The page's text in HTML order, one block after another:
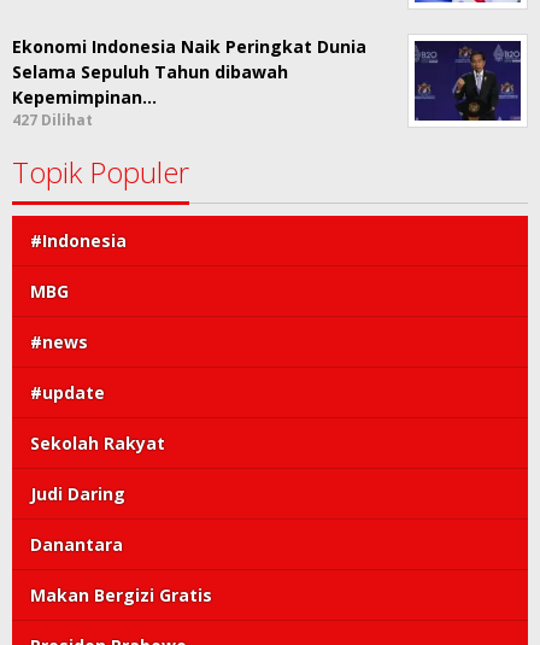
Ekonomi Indonesia Naik Peringkat Dunia
Selama Sepuluh Tahun dibawah
Kepemimpinan…
427 Dilihat
Topik Populer
#Indonesia
MBG
#news
#update
Sekolah Rakyat
Judi Daring
Danantara
Makan Bergizi Gratis